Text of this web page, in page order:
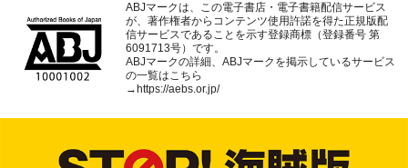
ABJマークは、この電子書店・電子書籍配信サービス
が、著作権者からコンテンツ使用許諾を得た正規版配
信サービスであることを示す登録商標（登録番号 第
6091713号）です。
ABJマークの詳細、ABJマークを掲示しているサービス
の一覧はこちら
→ https://aebs.or.jp/